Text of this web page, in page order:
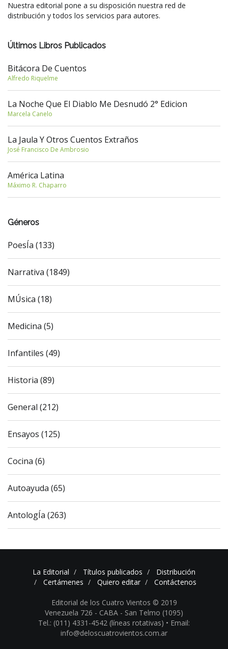
Nuestra editorial pone a su disposición nuestra red de
distribución y todos los servicios para autores.
Últimos Libros Publicados
Bitácora De Cuentos
Alfredo Riquelme
La Noche Que El Diablo Me Desnudó 2° Edicion
Marcela Canelo
La Jaula Y Otros Cuentos Extraños
José Francisco De Ambrosio
América Latina
Máximo R. Chaparro
Géneros
PoesÍa (133)
Narrativa (1849)
MÚsica (18)
Medicina (5)
Infantiles (49)
Historia (89)
General (212)
Ensayos (125)
Cocina (6)
Autoayuda (65)
AntologÍa (263)
La Editorial Títulos publicados
Distribución
Certámenes
Quiero editar Contáctenos
Editorial de los Cuatro Vientos © 2019
Venezuela 726 - CABA - San Telmo (1095)
Tel.: (011) 4331-4542 (líneas rotativas) • Email:
info@deloscuatrovientos.com.ar